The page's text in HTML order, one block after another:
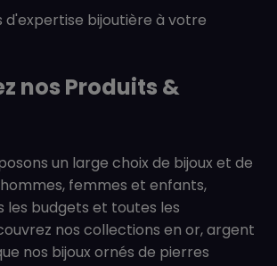
d'expertise bijoutière à votre
nos Produits &
un large choix de bijoux et de
femmes et enfants,
les budgets et toutes les
nos collections en or, argent
nos bijoux ornés de pierres